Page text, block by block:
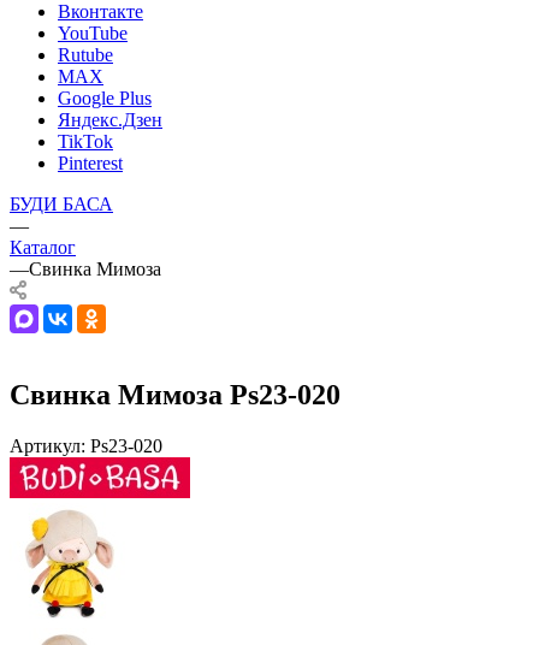
Вконтакте
YouTube
Rutube
MAX
Google Plus
Яндекс.Дзен
TikTok
Pinterest
БУДИ БАСА
—
Каталог
—Свинка Мимоза
Свинка Мимоза Ps23-020
Артикул: Ps23-020